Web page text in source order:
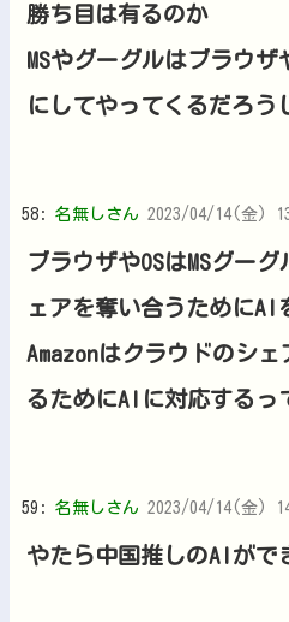
勝ち目は有るのか
MSやグーグルはブラウザ
にしてやってくるだろう
58: 名無しさん 2023/04/14(金)
ブラウザやOSはMSグー
ェアを奪い合うためにAI
Amazonはクラウドのシ
るためにAIに対応するっ
59: 名無しさん 2023/04/14(金)
やたら中国推しのAIがで